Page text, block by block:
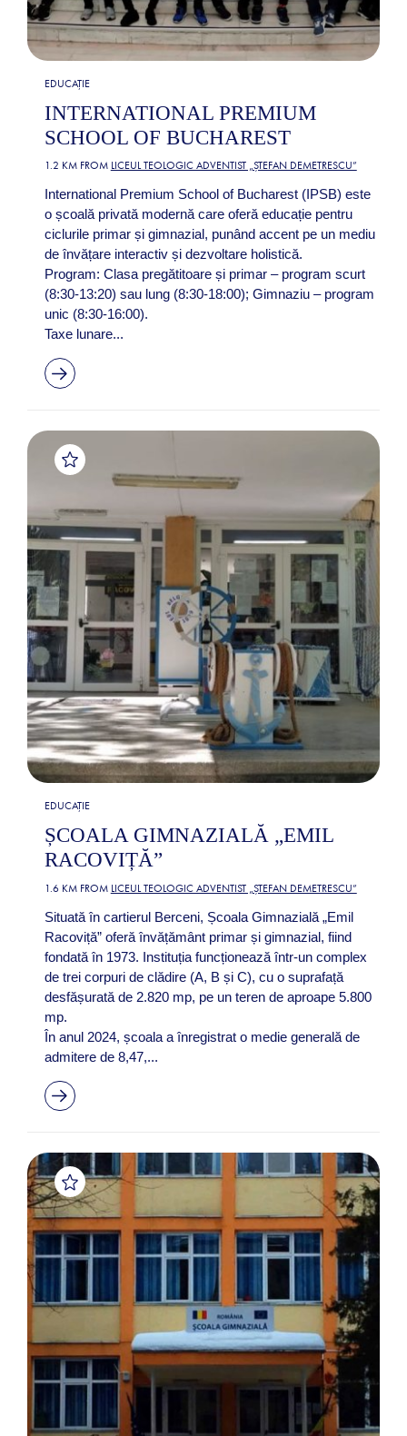
EDUCAȚIE
INTERNATIONAL PREMIUM
SCHOOL OF BUCHAREST
1.2 KM FROM LICEUL TEOLOGIC ADVENTIST „ȘTEFAN DEMETRESCU”
International Premium School of Bucharest (IPSB) este
o școală privată modernă care oferă educație pentru
ciclurile primar și gimnazial, punând accent pe un mediu
de învățare interactiv și dezvoltare holistică.
Program: Clasa pregătitoare și primar – program scurt
(8:30-13:20) sau lung (8:30-18:00); Gimnaziu – program
unic (8:30-16:00).
Taxe lunare...
EDUCAȚIE
ȘCOALA GIMNAZIALĂ „EMIL
RACOVIȚĂ”
1.6 KM FROM LICEUL TEOLOGIC ADVENTIST „ȘTEFAN DEMETRESCU”
Situată în cartierul Berceni, Școala Gimnazială „Emil
Racoviță” oferă învățământ primar și gimnazial, fiind
fondată în 1973. Instituția funcționează într-un complex
de trei corpuri de clădire (A, B și C), cu o suprafață
desfășurată de 2.820 mp, pe un teren de aproape 5.800
mp.
În anul 2024, școala a înregistrat o medie generală de
admitere de 8,47,...